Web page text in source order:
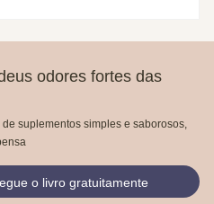
odores fortes das
suplementos simples e saborosos,
o livro gratuitamente